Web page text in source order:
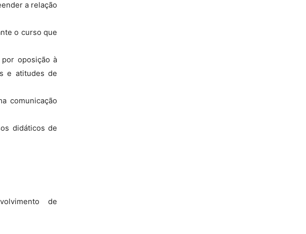
a relação
o curso que
oposição à
e atitudes de
comunicação
didáticos de
de